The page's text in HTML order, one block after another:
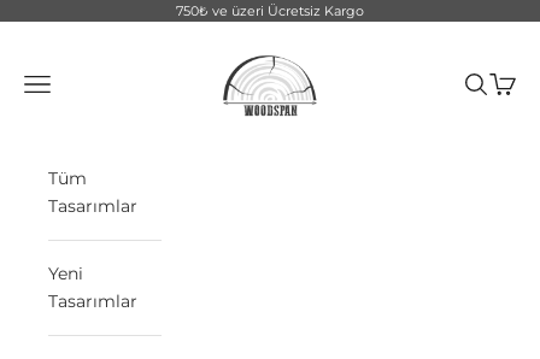
750₺ ve üzeri Ücretsiz Kargo
WoodSpan
Menü
Ara Sepet
Tüm
Tasarımlar
Yeni
Tasarımlar